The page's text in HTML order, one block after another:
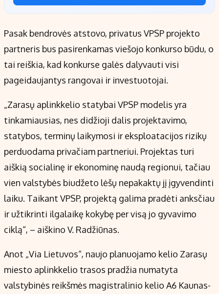
Pasak bendrovės atstovo, privatus VPSP projekto
partneris bus pasirenkamas viešojo konkurso būdu, o
tai reiškia, kad konkurse galės dalyvauti visi
pageidaujantys rangovai ir investuotojai.
„Zarasų aplinkkelio statybai VPSP modelis yra
tinkamiausias, nes didžioji dalis projektavimo,
statybos, terminų laikymosi ir eksploatacijos rizikų
perduodama privačiam partneriui. Projektas turi
aiškią socialinę ir ekonominę naudą regionui, tačiau
vien valstybės biudžeto lėšų nepakaktų jį įgyvendinti
laiku. Taikant VPSP, projektą galima pradėti anksčiau
ir užtikrinti ilgalaikę kokybę per visą jo gyvavimo
ciklą“, – aiškino V. Radžiūnas.
Anot „Via Lietuvos“, naujo planuojamo kelio Zarasų
miesto aplinkkelio trasos pradžia numatyta
valstybinės reikšmės magistralinio kelio A6 Kaunas-